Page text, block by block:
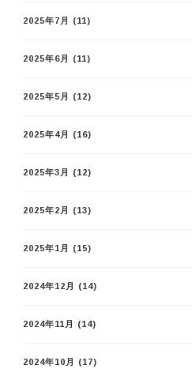
2025年7月 (11)
2025年6月 (11)
2025年5月 (12)
2025年4月 (16)
2025年3月 (12)
2025年2月 (13)
2025年1月 (15)
2024年12月 (14)
2024年11月 (14)
2024年10月 (17)